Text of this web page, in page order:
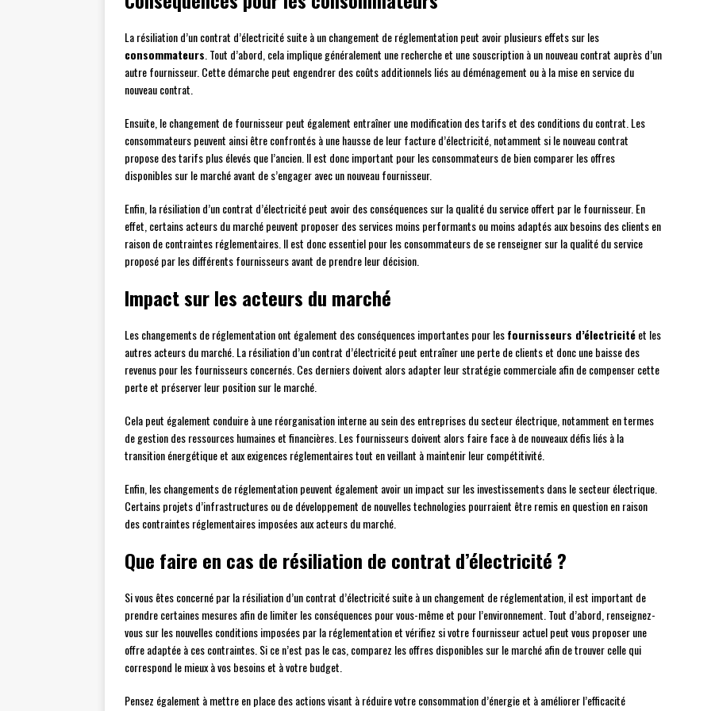
La résiliation d’un contrat d’électricité suite à un changement de réglementation peut avoir plusieurs effets sur les
consommateurs . Tout d’abord, cela implique généralement une recherche et une souscription à un nouveau contrat auprès d’un
autre fournisseur. Cette démarche peut engendrer des coûts additionnels liés au déménagement ou à la mise en service du
nouveau contrat.
Ensuite, le changement de fournisseur peut également entraîner une modification des tarifs et des conditions du contrat. Les
consommateurs peuvent ainsi être confrontés à une hausse de leur facture d’électricité, notamment si le nouveau contrat
propose des tarifs plus élevés que l’ancien. Il est donc important pour les consommateurs de bien comparer les offres
disponibles sur le marché avant de s’engager avec un nouveau fournisseur.
Enfin, la résiliation d’un contrat d’électricité peut avoir des conséquences sur la qualité du service offert par le fournisseur. En
effet, certains acteurs du marché peuvent proposer des services moins performants ou moins adaptés aux besoins des clients en
raison de contraintes réglementaires. Il est donc essentiel pour les consommateurs de se renseigner sur la qualité du service
proposé par les différents fournisseurs avant de prendre leur décision.
Impact sur les acteurs du marché
Les changements de réglementation ont également des conséquences importantes pour lesfournisseurs d’électricitéet les
autres acteurs du marché. La résiliation d’un contrat d’électricité peut entraîner une perte de clients et donc une baisse des
revenus pour les fournisseurs concernés. Ces derniers doivent alors adapter leur stratégie commerciale afin de compenser cette
perte et préserver leur position sur le marché.
Cela peut également conduire à une réorganisation interne au sein des entreprises du secteur électrique, notamment en termes
de gestion des ressources humaines et financières. Les fournisseurs doivent alors faire face à de nouveaux défis liés à la
transition énergétique et aux exigences réglementaires tout en veillant à maintenir leur compétitivité.
Enfin, les changements de réglementation peuvent également avoir un impact sur les investissements dans le secteur électrique.
Certains projets d’infrastructures ou de développement de nouvelles technologies pourraient être remis en question en raison
des contraintes réglementaires imposées aux acteurs du marché.
Que faire en cas de résiliation de contrat d’électricité ?
Si vous êtes concerné par la résiliation d’un contrat d’électricité suite à un changement de réglementation, il est important de
prendre certaines mesures afin de limiter les conséquences pour vous-même et pour l’environnement. Tout d’abord, renseignez-
vous sur les nouvelles conditions imposées par la réglementation et vérifiez si votre fournisseur actuel peut vous proposer une
offre adaptée à ces contraintes. Si ce n’est pas le cas, comparez les offres disponibles sur le marché afin de trouver celle qui
correspond le mieux à vos besoins et à votre budget.
Pensez également à mettre en place des actions visant à réduire votre consommation d’énergie et à améliorer l’efficacité